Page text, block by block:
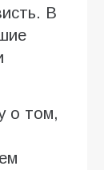
В
о том,